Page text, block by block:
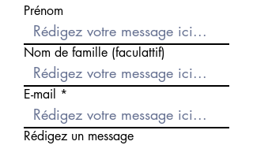
Prénom
Nom de famille (faculattif)
E-mail
Rédigez un message